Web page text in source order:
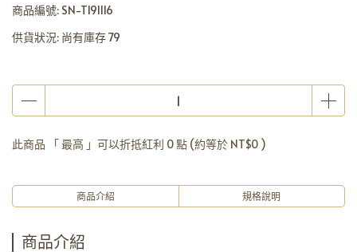
商品編號: SN-T191116
供貨狀況: 尚有庫存 79
此商品 「 最高 」可以折抵紅利 0點 (約等於 NT$0 )
商品介紹 規格說明
商品介紹